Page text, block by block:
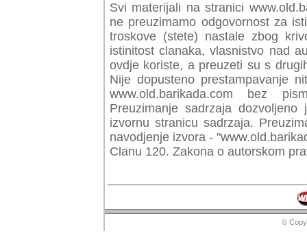
Svi materijali na stranici
preuzimamo odgovornost za
troskove (stete) nastale zbog
istinitost clanaka, vlasnistvo nad
ovdje koriste, a preuzeti su s
Nije dopusteno prestampavanje
www.old.barikada.com bez
Preuzimanje sadrzaja
izvornu stranicu sadrzaja.
navodjenje izvora -
Clanu 120. Zakona o autorskom
©